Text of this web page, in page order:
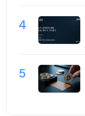
4
5